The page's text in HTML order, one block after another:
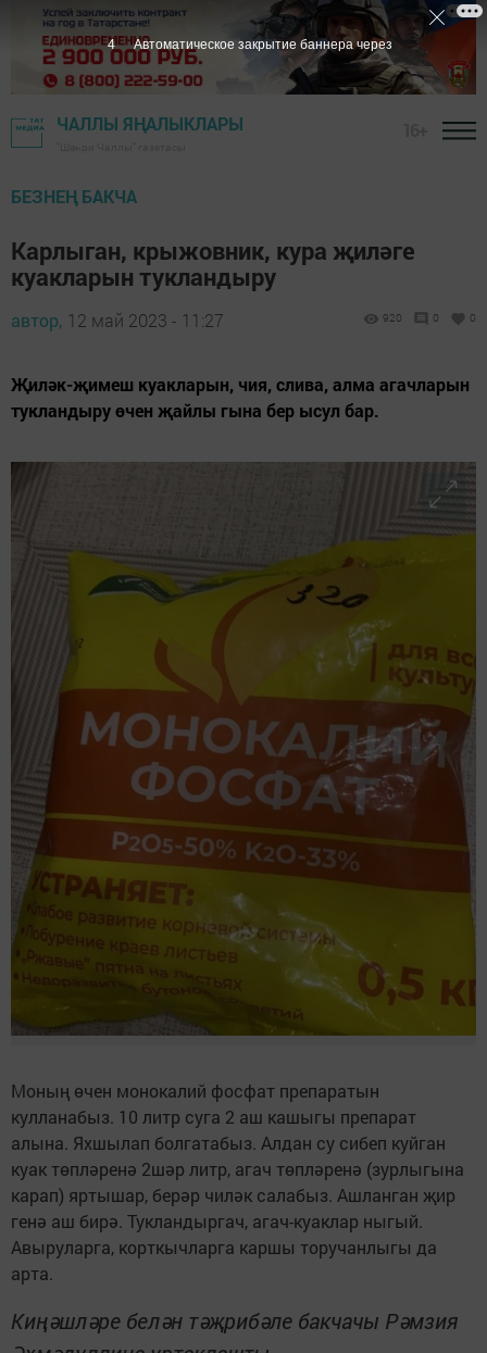
ЧАЛЛЫ ЯҢАЛЫКЛАРЫ
БЕЗНЕҢ БАКЧА
Карлыган, крыжовник, кура җиләге
куакларын тукландыру
автор, 12 май 2023 - 11:27 920 0 0
Җиләк-җимеш куакларын, чия, слива, алма агачларын
тукландыру өчен җайлы гына бер ысул бар.
Моның өчен монокалий фосфат препаратын
кулланабыз. 10 литр суга 2 аш кашыгы препарат
алына. Яхшылап болгатабыз. Алдан су сибеп куйган
куак төпләренә 2шәр литр, агач төпләренә (зурлыгына
карап) яртышар, берәр чиләк салабыз. Ашланган җир
генә аш бирә. Тукландыргач, агач-куаклар ныгый.
Авыруларга, корткычларга каршы торучанлыгы да
арта.
Киңәшләре белән тәҗрибәле бакчачы Рәмзия
2 Автоматическое закрытие баннера через